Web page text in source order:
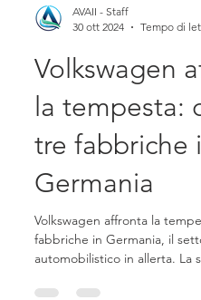
30 ott 2024
Tempo di
Volkswagen
la tempesta:
tre fabbriche in
Germania
Volkswagen affronta la
automobilistico in allerta. La